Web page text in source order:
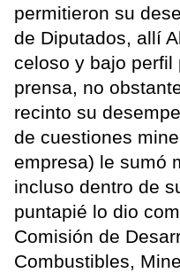
permitieron su
de Diputados, allí
celoso y bajo perfil
prensa, no
recinto su
de cuestiones
empresa) le sumó
incluso dentro de
puntapié lo dio
Comisión de
Combustibles,